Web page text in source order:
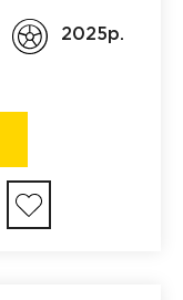
2025p.